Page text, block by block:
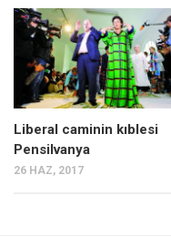
Liberal caminin kıblesi
Pensilvanya
26 HAZ, 2017